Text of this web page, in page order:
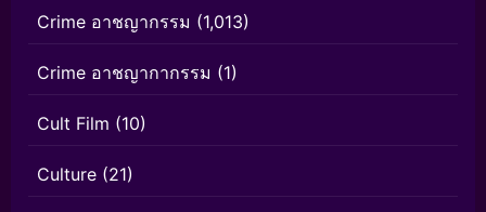
Crime อาชญากรรม (1,013)
Crime อาชญากากรรม (1)
Cult Film (10)
Culture (21)